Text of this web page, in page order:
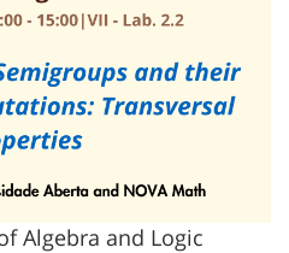
Algebra and Logic